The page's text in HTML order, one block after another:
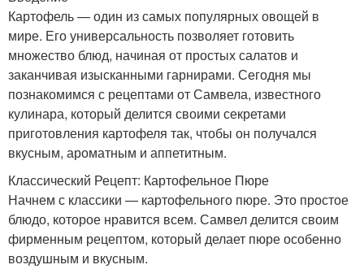
Картофель — один из самых популярных овощей в
мире. Его универсальность позволяет готовить
множество блюд, начиная от простых салатов и
заканчивая изысканными гарнирами. Сегодня мы
познакомимся с рецептами от Самвела, известного
кулинара, который делится своими секретами
приготовления картофеля так, чтобы он получался
вкусным, ароматным и аппетитным.
Классический Рецепт: Картофельное Пюре
Начнем с классики — картофельного пюре. Это простое
блюдо, которое нравится всем. Самвел делится своим
фирменным рецептом, который делает пюре особенно
воздушным и вкусным.